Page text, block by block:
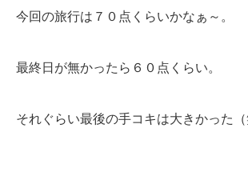
今回の旅行は７０点くらいかなぁ～。
最終日が無かったら６０点くらい。
それぐらい最後の手コキは大きかった（